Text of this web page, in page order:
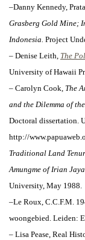
–Danny Kennedy,
Grasberg Gold Mine;
Indonesia. Project
– Denise Leith, The
University of Hawaii
– Carolyn Cook, The
and the Dilemma of
Doctoral dissertation.
http://
Traditional Land
Amungme of Irian
University, May 1988.
–Le Roux, C.C.F.M.
woongebied. Leiden:
– Lisa Pease, Real